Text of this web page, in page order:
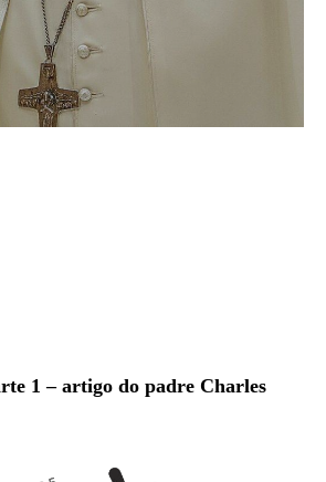
1 – artigo do padre Charles